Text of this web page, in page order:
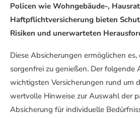
Policen wie Wohngebäude-,
Haftpflichtversicherung bieten
Risiken und unerwarteten
Diese Absicherungen ermöglichen es,
sorgenfrei zu genießen. Der folgende
wichtigsten Versicherungen rund um
wertvolle Hinweise zur Auswahl der
Absicherung für individuelle